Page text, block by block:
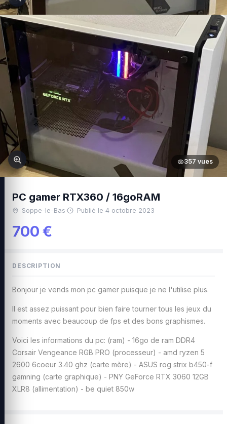
357 vues
DESCRIPTION
Bonjour je vends mon pc gamer puisque je ne l'utilise plus.
Il est assez puissant pour bien faire tourner tous les jeux du
moments avec beaucoup de fps et des bons graphismes.
Voici les informations du pc: (ram) - 16go de ram DDR4
Corsair Vengeance RGB PRO (processeur) - amd ryzen 5
2600 6coeur 3.40 ghz (carte mère) - ASUS rog strix b450-f
gamning (carte graphique) - PNY GeForce RTX 3060 12GB
XLR8 (allimentation) - be quiet 850w
PC gamer RTX360 / 16goRAM
Soppe-le-Bas· Publié le 4 octobre 2023
700 €